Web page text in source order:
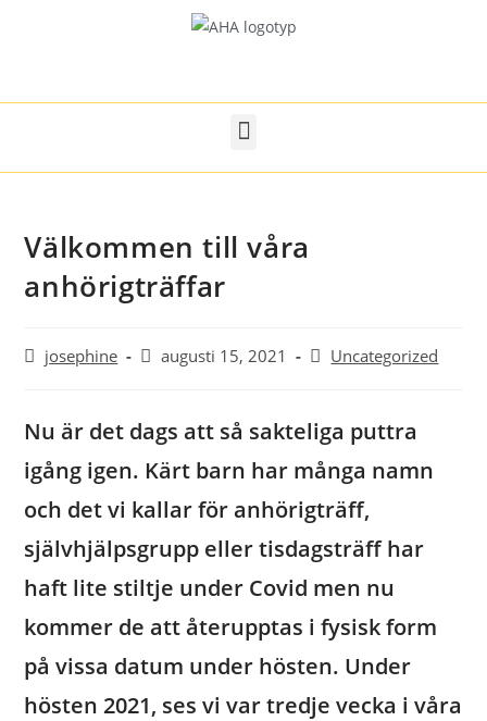
Välkommen till våra
anhörigträffar
josephine augusti 15, 2021 Uncategorized
Nu är det dags att så sakteliga puttra
igång igen. Kärt barn har många namn
och det vi kallar för anhörigträff,
självhjälpsgrupp eller tisdagsträff har
haft lite stiltje under Covid men nu
kommer de att återupptas i fysisk form
på vissa datum under hösten. Under
hösten 2021, ses vi var tredje vecka i våra